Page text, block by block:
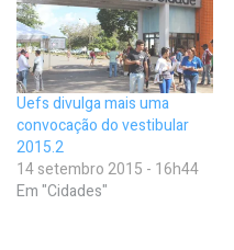
Uefs divulga mais uma
convocação do vestibular
2015.2
14 setembro 2015 - 16h44
Em "Cidades"